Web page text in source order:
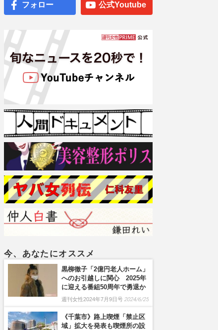
フォロー 公式Youtube
今、あなたにオススメ
黒柳徹子「2億円老人ホーム」
へのお引越しに関心 2025年
に迎える番組50周年で勇退か
週刊女性2024年7月9日号 2024/6/25
《千葉市》路上喫煙「禁止区
域」拡大を発表も喫煙所の設